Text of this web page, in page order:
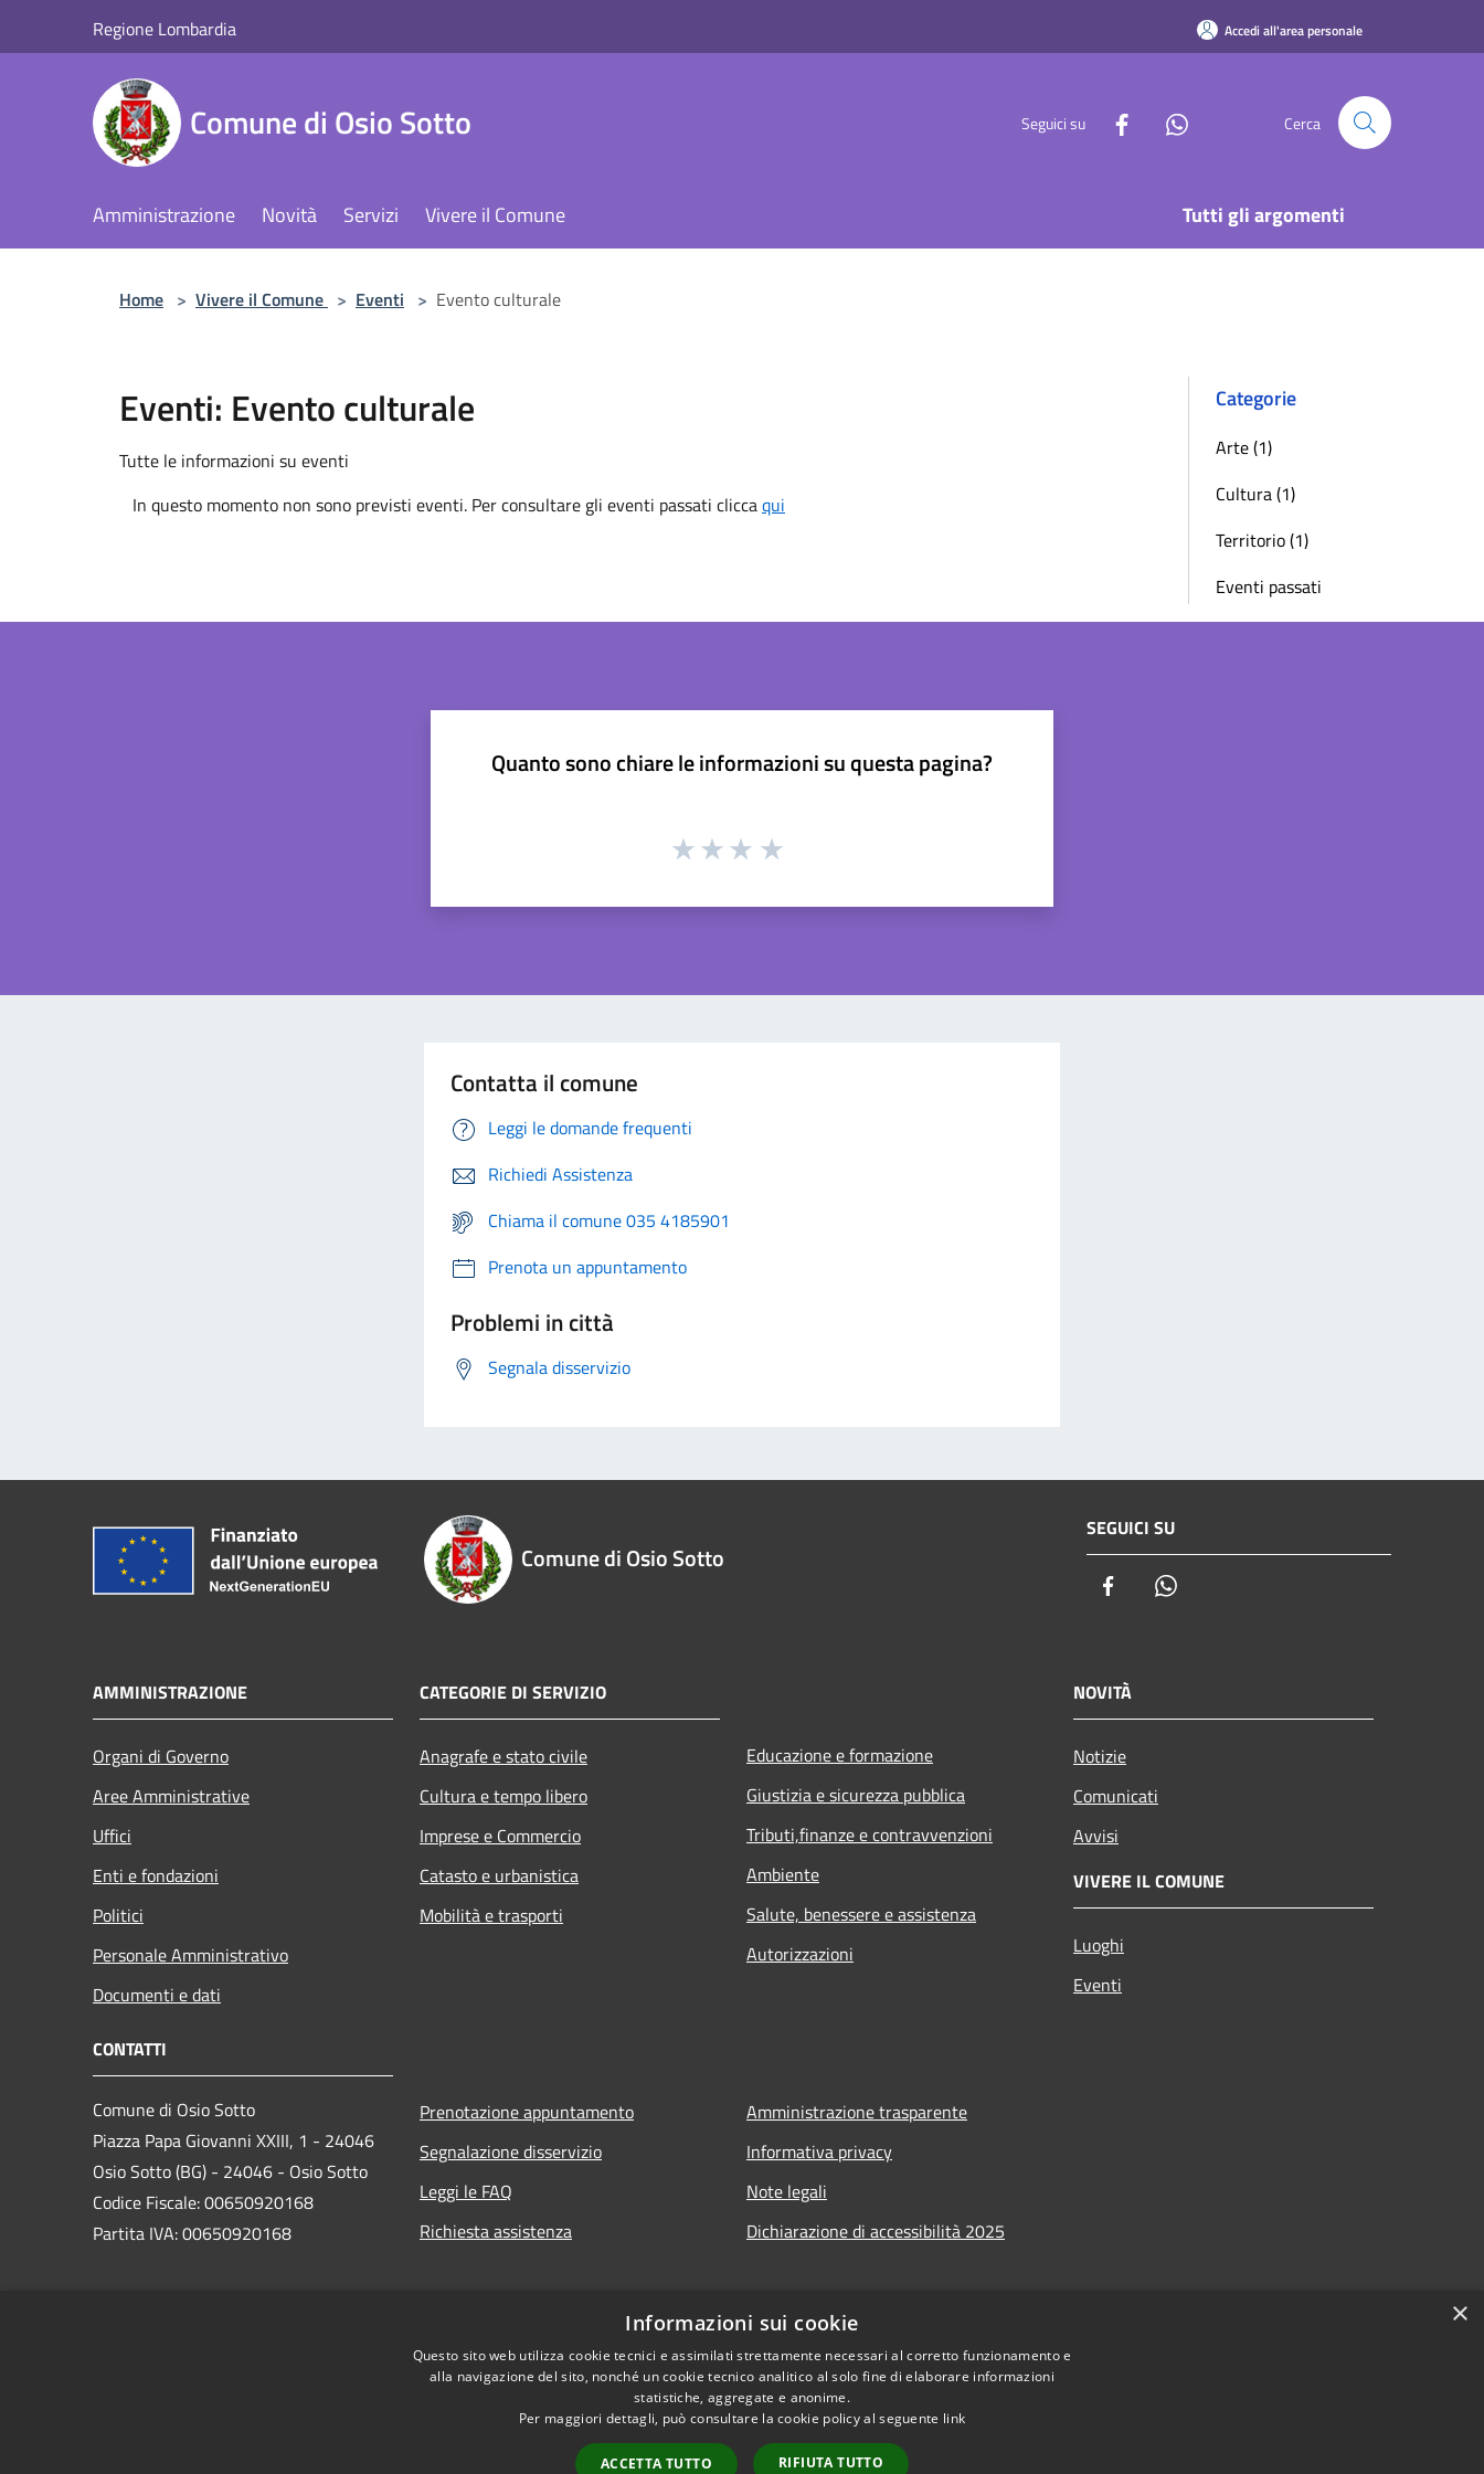
Regione Lombardia Accedi all'area personale
Comune di Osio Sotto Seguici su Cerca
Amministrazione Novità Servizi Vivere il Comune Tutti gli argomenti
Home > Vivere il Comune > Eventi > Evento culturale
Eventi: Evento culturale
Tutte le informazioni su eventi
In questo momento non sono previsti eventi. Per consultare gli eventi passati cliccaqui
Categorie
Arte (1)
Cultura (1)
Territorio (1)
Eventi passati
Quanto sono chiare le informazioni su questa pagina?
Contatta il comune
Leggi le domande frequenti
Richiedi Assistenza
Chiama il comune 035 4185901
Prenota un appuntamento
Problemi in città
Segnala disservizio
Comune di Osio Sotto
SEGUICI SU
Facebook
AMMINISTRAZIONE
Organi di Governo
Aree Amministrative
Uffici
Enti e fondazioni
Politici
Personale Amministrativo
Documenti e dati
CATEGORIE DI SERVIZIO
Anagrafe e stato civile
Cultura e tempo libero
Imprese e Commercio
Catasto e urbanistica
Mobilità e trasporti
Educazione e formazione
Giustizia e sicurezza pubblica
Tributi,finanze e contravvenzioni
Ambiente
Salute, benessere e assistenza
Autorizzazioni
NOVITÀ
Notizie
Comunicati
Avvisi
VIVERE IL COMUNE
Luoghi
Eventi
CONTATTI
Comune di Osio Sotto
Piazza Papa Giovanni XXIII, 1 - 24046
Osio Sotto (BG) - 24046 - Osio Sotto
Codice Fiscale: 00650920168
Partita IVA: 00650920168
Prenotazione appuntamento
Segnalazione disservizio
Leggi le FAQ
Richiesta assistenza
Amministrazione trasparente
Informativa privacy
Note legali
Dichiarazione di accessibilità 2025
×
Informazioni sui cookie
Questo sito web utilizza cookie tecnici e assimilati strettamente necessari al corretto funzionamento e
alla navigazione del sito, nonché un cookie tecnico analitico al solo fine di elaborare informazioni
statistiche, aggregate e anonime.
Per maggiori dettagli, può consultare la cookie policy al seguente link
ACCETTA TUTTO RIFIUTA TUTTO